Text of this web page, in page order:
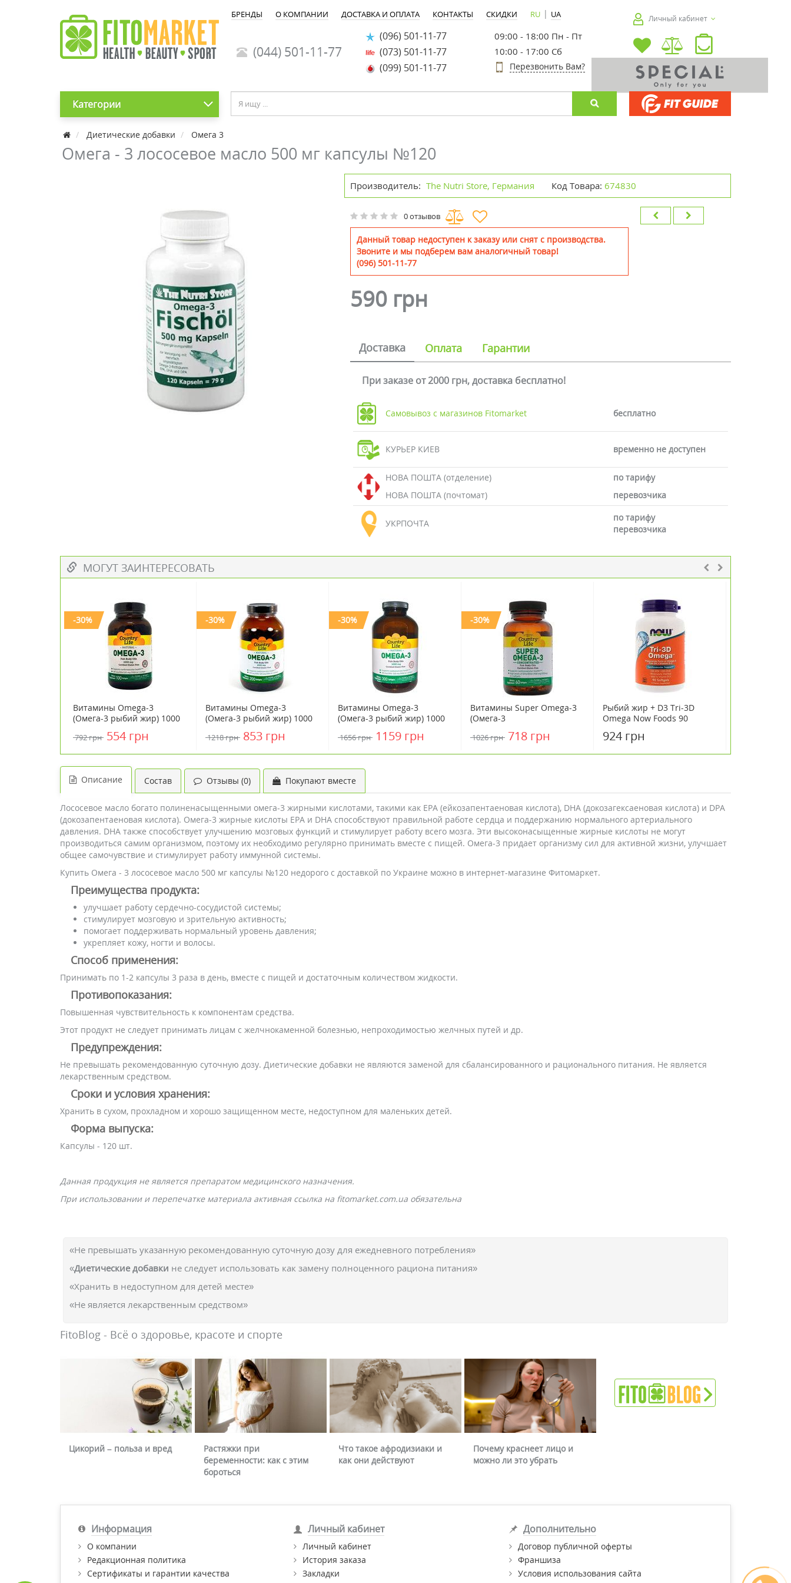
БРЕНДЫ О КОМПАНИИ ДОСТАВКА И ОПЛАТА КОНТАКТЫ СКИДКИ RU | UA
(044) 501-11-77
(096) 501-11-77
(073) 501-11-77
(099) 501-11-77
09:00 - 18:00 Пн - Пт
10:00 - 17:00 Сб
Перезвонить Вам?
Личный кабинет
Категории
Диетические добавки Омега 3
Омега - 3 лососевое масло 500 мг капсулы №120
Производитель: The Nutri Store, Германия Код Товара: 674830
0 отзывов
Данный товар недоступен к заказу или снят с производства.
Звоните и мы подберем вам аналогичный товар!
(096) 501-11-77
590 грн
Доставка Оплата Гарантии
При заказе от 2000 грн, доставка бесплатно!
Самовывоз с магазинов Fitomarket бесплатно
КУРЬЕР КИЕВ временно не доступен
НОВА ПОШТА (отделение)
по тарифу
НОВА ПОШТА (почтомат)
перевозчика
УКРПОЧТА
по тарифу
перевозчика
МОГУТ ЗАИНТЕРЕСОВАТЬ
-30%
Витамины Omega-3
(Омега-3 рыбий жир) 1000
Лайф / Country Life
792 грн 554 грн
-30%
Витамины Omega-3
(Омега-3 рыбий жир) 1000
Лайф / Country Life
1218 грн 853 грн
-30%
Витамины Omega-3
(Омега-3 рыбий жир) 1000
Лайф / Country Life
1656 грн 1159 грн
-30%
Витамины Super Omega-3
(Омега-3
рыбий жир) 60 капсул ТМ
1026 грн 718 грн
Рыбий жир + D3 Tri-3D
Omega Now Foods 90
924 грн
Описание Состав Отзывы (0) Покупают вместе
Лососевое масло богато полиненасыщенными омега-3 жирными кислотами, такими как EPA (ейкозапентаеновая кислота), DHA (докозагексаеновая кислота) и DPA
(докозапентаеновая кислота). Омега-3 жирные кислоты EPA и DHA способствуют правильной работе сердца и поддержанию нормального артериального
давления. DHA также способствует улучшению мозговых функций и стимулирует работу всего мозга. Эти высоконасыщенные жирные кислоты не могут
производиться самим организмом, поэтому их необходимо регулярно принимать вместе с пищей. Омега-3 придает организму сил для активной жизни, улучшает
общее самочувствие и стимулирует работу иммунной системы.
Купить Омега - 3 лососевое масло 500 мг капсулы №120 недорого с доставкой по Украине можно в интернет-магазине Фитомаркет.
Преимущества продукта:
улучшает работу сердечно-сосудистой системы;
стимулирует мозговую и зрительную активность;
помогает поддерживать нормальный уровень давления;
укрепляет кожу, ногти и волосы.
Способ применения:
Принимать по 1-2 капсулы 3 раза в день, вместе с пищей и достаточным количеством жидкости.
Противопоказания:
Повышенная чувствительность к компонентам средства.
Этот продукт не следует принимать лицам с желчнокаменной болезнью, непроходимостью желчных путей и др.
Предупреждения:
Не превышать рекомендованную суточную дозу. Диетические добавки не являются заменой для сбалансированного и рационального питания. Не является
лекарственным средством.
Сроки и условия хранения:
Хранить в сухом, прохладном и хорошо защищенном месте, недоступном для маленьких детей.
Форма выпуска:
Капсулы - 120 шт.
Данная продукция не является препаратом медицинского назначения.
При использовании и перепечатке материала активная ссылка на fitomarket.com.ua обязательна
«Не превышать указанную рекомендованную суточную дозу для ежедневного потребления»
«Диетические добавки не следует использовать как замену полноценного рациона питания»
«Хранить в недоступном для детей месте»
«Не является лекарственным средством»
FitoBlog - Всё о здоровье, красоте и спорте
Цикорий – польза и вред
Растяжки при
беременности: как с этим
бороться
Что такое афродизиаки и
как они действуют
Почему краснеет лицо и
можно ли это убрать
Информация
О компании
Редакционная политика
Сертификаты и гарантии качества
Личный кабинет
Личный кабинет
История заказа
Закладки
Дополнительно
Договор публичной оферты
Франшиза
Условия использования сайта